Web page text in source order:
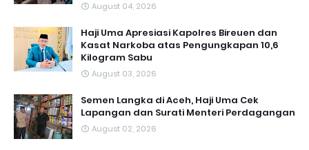
August 04, 2026
Haji Uma Apresiasi Kapolres Bireuen dan
Kasat Narkoba atas Pengungkapan 10,6
Kilogram Sabu
August 03, 2026
Semen Langka di Aceh, Haji Uma Cek
Lapangan dan Surati Menteri Perdagangan
August 02, 2026